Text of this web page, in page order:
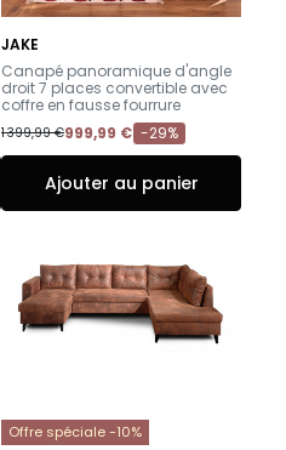
JAKE
-
Canapé panoramique d'angle
droit 7 places convertible avec
coffre en fausse fourrure
1 399,99 €999,99 € -29%
Ajouter au panier
Offre spéciale -10%